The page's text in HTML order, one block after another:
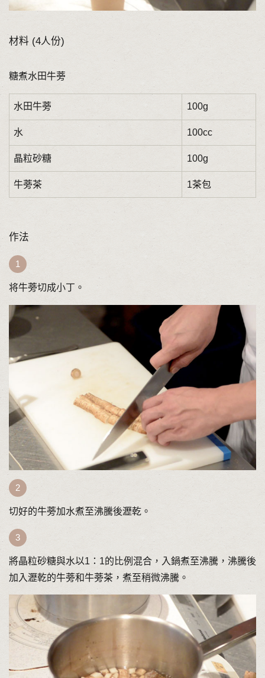
材料 (4人份)
糖煮水田牛蒡
水田牛蒡 100g
水 100cc
晶粒砂糖 100g
牛蒡茶 1茶包
作法
将牛蒡切成小丁。
切好的牛蒡加水煮至沸騰後瀝乾。
將晶粒砂糖與水以1：1的比例混合，入鍋煮至沸騰，沸騰後
加入瀝乾的牛蒡和牛蒡茶，煮至稍微沸騰。